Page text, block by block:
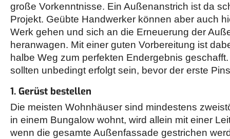
große Vorkenntnisse. Ein Außenanstrich ist da
Projekt. Geübte Handwerker können aber auch
Werk gehen und sich an die Erneuerung der
heranwagen. Mit einer guten Vorbereitung ist
halbe Weg zum perfekten Endergebnis
sollten unbedingt erfolgt sein, bevor der erste
1. Gerüst bestellen
Die meisten Wohnhäuser sind mindestens
in einem Bungalow wohnt, wird allein mit einer
wenn die gesamte Außenfassade gestrichen